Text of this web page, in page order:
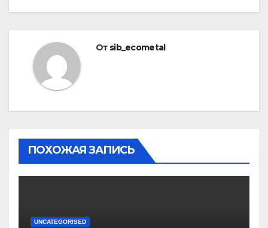
От sib_ecometal
ПОХОЖАЯ ЗАПИСЬ
UNCATEGORISED